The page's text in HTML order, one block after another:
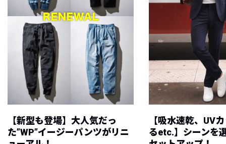
【新型も登場】大人気だっ
た”WP”イージーパンツがリニ
【吸水速乾、UV
るetc.】シーンを